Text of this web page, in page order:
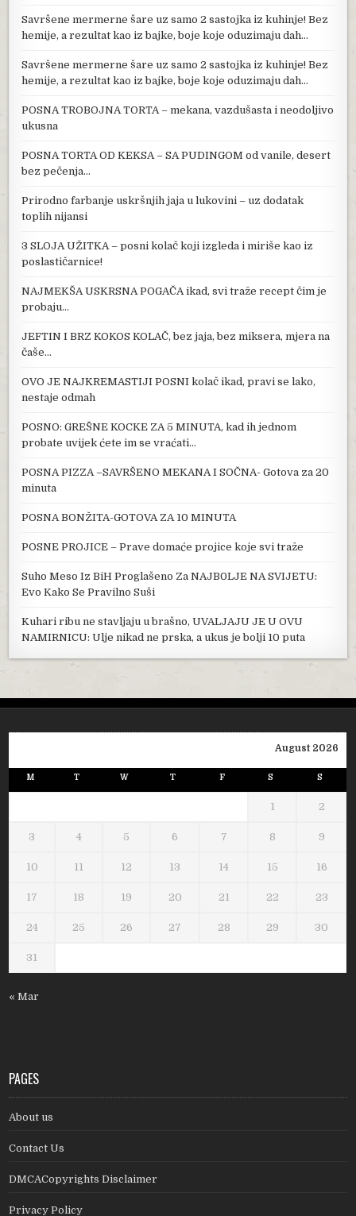
Savršene mermerne šare uz samo 2 sastojka iz kuhinje! Bez
hemije, a rezultat kao iz bajke, boje koje oduzimaju dah…
Savršene mermerne šare uz samo 2 sastojka iz kuhinje! Bez
hemije, a rezultat kao iz bajke, boje koje oduzimaju dah…
POSNA TROBOJNA TORTA – mekana, vazdušasta i neodoljivo
ukusna
POSNA TORTA OD KEKSA – SA PUDINGOM od vanile, desert
bez pečenja…
Prirodno farbanje uskršnjih jaja u lukovini – uz dodatak
toplih nijansi
3 SLOJA UŽITKA – posni kolač koji izgleda i miriše kao iz
poslastičarnice!
NAJMEKŠA USKRSNA POGAČA ikad, svi traže recept čim je
probaju…
JEFTIN I BRZ KOKOS KOLAČ, bez jaja, bez miksera, mjera na
čaše…
OVO JE NAJKREMASTIJI POSNI kolač ikad, pravi se lako,
nestaje odmah
POSNO: GREŠNE KOCKE ZA 5 MINUTA, kad ih jednom
probate uvijek ćete im se vraćati…
POSNA PIZZA –SAVRŠENO MEKANA I SOČNA- Gotova za 20
minuta
POSNA BONŽITA-GOTOVA ZA 10 MINUTA
POSNE PROJICE – Prave domaće projice koje svi traže
Suho Meso Iz BiH Proglašeno Za NAJB0LJE NA SVIJETU:
Evo Kako Se Pravilno Suši
Kuhari ribu ne stavljaju u brašno, UVALJAJU JE U OVU
NAMIRNICU: Ulje nikad ne prska, a ukus je bolji 10 puta
August 2026
M T W T F S S
1 2
3 4 5 6 7 8 9
10 11 12 13 14 15 16
17 18 19 20 21 22 23
24 25 26 27 28 29 30
31
« Mar
PAGES
About us
Contact Us
DMCACopyrights Disclaimer
Privacy Policy